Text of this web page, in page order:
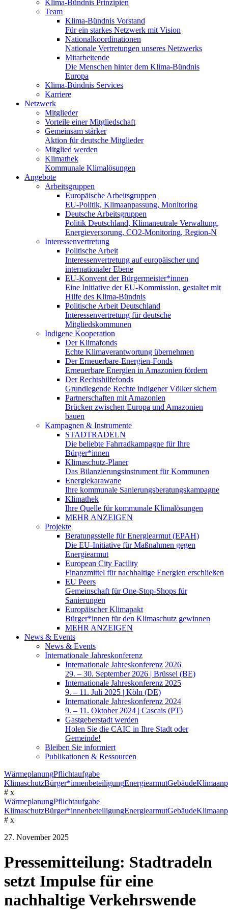
Klima-Bündnis Prinzipien
Team
Klima-Bündnis Vorstand
Für ein starkes Netzwerk mit Vision
Nationalkoordinationen
Nationale Vertretungen unseres Netzwerks
Mitarbeitende
Die Menschen hinter dem Klima-Bündnis
Europa
Klima-Bündnis Services
Karriere
Netzwerk
Mitglieder
Vorteile einer Mitgliedschaft
Gemeinsam stärker
Aktion für deutsche Mitglieder
Mitglied werden
Klimathek
Kommunale Klimalösungen
Angebote
Arbeitsgruppen
Europäische Arbeitsgruppen
EU-Politik, Klimaanpassung, Monitoring
Deutsche Arbeitsgruppen
Politik Deutschland, Klimaneutrale Verwaltung,
Energieversorung, CO2-Monitoring, Region-N
Interessenvertretung
Politische Arbeit
Interessenvertretung auf europäischer und
internationaler Ebene
EU-Konvent der Bürgermeister*innen
Eine Initiative der EU-Kommission, gestaltet mit
Hilfe des Klima-Bündnis
Politische Arbeit Deutschland
Interessenvertretung für deutsche
Mitgliedskommunen
Indigene Kooperation
Der Klimafonds
Echte Klimaverantwortung übernehmen
Der Erneuerbare-Energien-Fonds
Erneuerbare Energien in Amazonien fördern
Der Rechtshilfefonds
Grundlegende Rechte indigener Völker sichern
Partnerschaften mit Amazonien
Brücken zwischen Europa und Amazonien
bauen
Kampagnen & Instrumente
STADTRADELN
Die beliebte Fahrradkampagne für Ihre
Bürger*innen
Klimaschutz-Planer
Das Bilanzierungsinstrument für Kommunen
Energiekarawane
Ihre kommunale Sanierungsberatungskampagne
Klimathek
Ihre Quelle für kommunale Klimalösungen
MEHR ANZEIGEN
Projekte
Beratungsstelle für Energiearmut (EPAH)
Die EU-Initiative für Maßnahmen gegen
Energiearmut
European City Facility
Finanzmittel für nachhaltige Energien erschließen
EU Peers
Gemeinschaft für One-Stop-Shops für
Sanierungen
Europäischer Klimapakt
Bürger*innen für den Klimaschutz gewinnen
MEHR ANZEIGEN
News & Events
News & Events
Internationale Jahreskonferenz
Internationale Jahreskonferenz 2026
29. – 30. September 2026 | Brüssel (BE)
Internationale Jahreskonferenz 2025
9. – 11. Juli 2025 | Köln (DE)
Internationale Jahreskonferenz 2024
9. – 11. Oktober 2024 | Cascais (PT)
Gastgeberstadt werden
Holen Sie die CAIC in Ihre Stadt oder
Gemeinde!
Bleiben Sie informiert
Publikationen & Ressourcen
WärmeplanungPflichtaufgabe
KlimaschutzBürger*innenbeteiligungEnergiearmutGebäude
# x
WärmeplanungPflichtaufgabe
KlimaschutzBürger*innenbeteiligungEnergiearmutGebäude
# x
27. November 2025
Pressemitteilung: Stadtradeln
setzt Impulse für eine
nachhaltige Verkehrswende